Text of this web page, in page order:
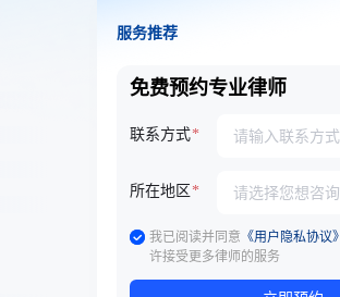
服务推荐
免费预约专业律师
联系方式
所在地区
我已阅读并同意 《用户隐私协议》
许接受更多律师的服务